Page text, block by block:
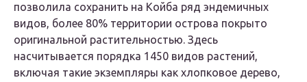
позволила сохранить на Койба ряд эндемичных
видов, более 80% территории острова покрыто
оригинальной растительностью. Здесь
насчитывается порядка 1450 видов растений,
включая такие экземпляры как хлопковое дерево,